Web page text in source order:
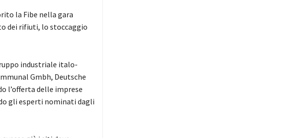
la Fibe nella gara
dei rifiuti, lo stoccaggio
industriale italo-
Gmbh, Deutsche
l’offerta delle imprese
gli esperti nominati dagli